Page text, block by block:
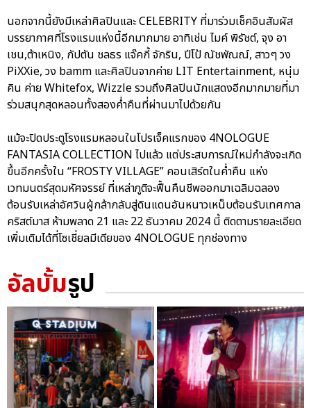
นอกจากนี้ยังมีเหล่าศิลปินและ CELEBRITY ที่มาร่วมเช็คอินสัมผัส
บรรยากาศที่โรงแรมแห่งนี้อีกมากมาย อาทิเช่น ไมค์ พิรัชต์, จุง อา
เชน,ต้าเหนิง, กัปตัน ชลธร แจ๊คกี้ จักริน, ปีโป้ ณัชพัณณ์, สาวๆ วง
PiXXie, วง bamm และศิลปินจากค่าย LIT Entertainment, หนุ่ม
คิน ค่าย Whitefox, Wizzle รวมถึงศิลปินนักแสดงอีกมากมายที่มา
ร่วมสนุกสุดหลอนทั้งสองค่ำคืนที่ผ่านมาไปด้วยกัน
แม้จะปิดประตูโรงแรมหลอนในโปรเจ็คแรกของ 4NOLOGUE
FANTASIA COLLECTION ไปแล้ว แต่ประสบการณ์ใหม่กำลังจะเกิด
ขึ้นอีกครั้งใน “FROSTY VILLAGE” คอนเสิร์ตในค่ำคืน แห่ง
เวทมนตร์สุดมหัศจรรย์ ที่เหล่าภูติจะฟื้นคืนชีพออกมาเฉลิมฉลอง
ต้อนรับเหล่าอัศวินผู้กล้ากลับสู่ดินแดนอันหนาวเหน็บต้อนรับเทศกาล
คริสต์มาส ห้ามพลาด 21 และ 22 ธันวาคม 2024 นี้ ติดตามรายละเอียด
เพิ่มเติมได้ที่โซเชี่ยลมีเดียของ 4NOLOGUE ทุกช่องทาง
อัลบั้มรูป